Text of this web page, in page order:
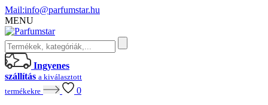
Mail:info@parfumstar.hu
MENU
Ingyenes
szállítás a kiválasztott
termékekre
0